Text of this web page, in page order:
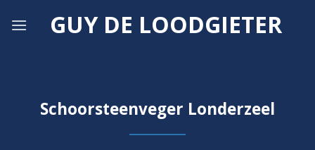
GUY DE LOODGIETER
Schoorsteenveger Londerzeel